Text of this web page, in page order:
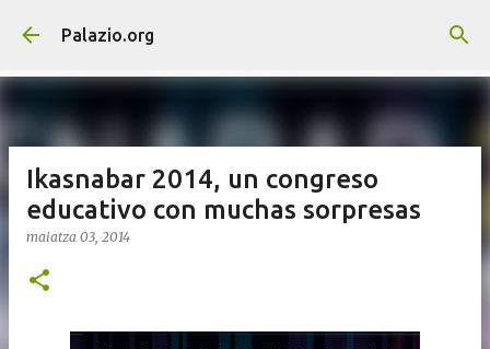
Saltatu eta joan eduki nagusira
Palazio.org
Ikasnabar 2014, un congreso
educativo con muchas sorpresas
maiatza 03, 2014